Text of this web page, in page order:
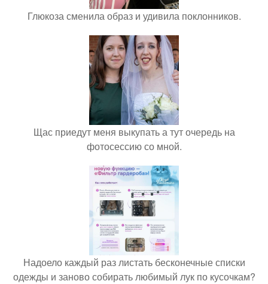
Глюкоза сменила образ и удивила поклонников.
Щас приедут меня выкупать а тут очередь на
фотосессию со мной.
Надоело каждый раз листать бесконечные списки
одежды и заново собирать любимый лук по кусочкам?